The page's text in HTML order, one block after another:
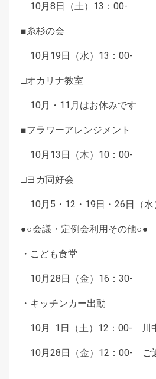
10月8日（土）13：00-
■糸杉の会
10月19日（水）13：00-
□オカリナ教室
10月・11月はお休みです
■フラワーアレンジメント
10月13日（木）10：00-
□ヨガ同好会
10月5・12・19日・26日（水
●○会議・定例会利用その他○●
・こども食堂
10月28日（金）16：30-
・キッチンカー出動
10月 1日（土）12：00- 川
10月28日（金）12：00- ご